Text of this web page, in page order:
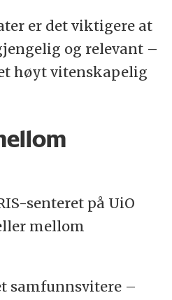
er det viktigere at
og relevant –
høyt vitenskapelig
senteret på UiO
mellom
samfunnsvitere –